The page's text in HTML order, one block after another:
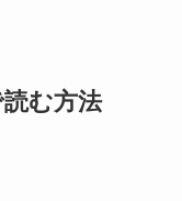
む方法